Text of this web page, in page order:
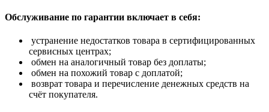
Обслуживание по гарантии включает в себя:
устранение недостатков товара в сертифицированных
сервисных центрах;
обмен на аналогичный товар без доплаты;
обмен на похожий товар с доплатой;
возврат товара и перечисление денежных средств на
счёт покупателя.